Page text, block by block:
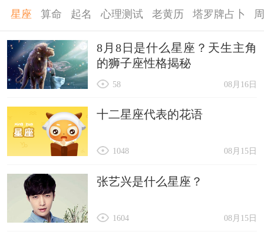
星座 算命 起名 心理测试 老黄历 塔罗牌占卜
8月8日是什么星座？天生主角
的狮子座性格揭秘
08月16日
58
十二星座代表的花语
08月15日
1048
张艺兴是什么星座？
08月15日
1604